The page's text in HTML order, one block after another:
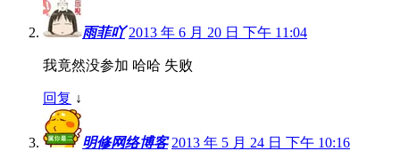
雨菲吖 2013 年 6 月 20 日 下午 11:04
我竟然没参加 哈哈 失败
回复 ↓
明修网络博客 2013 年 5 月 24 日 下午 10:16